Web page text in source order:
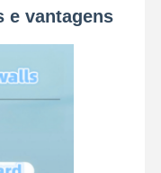
e vantagens